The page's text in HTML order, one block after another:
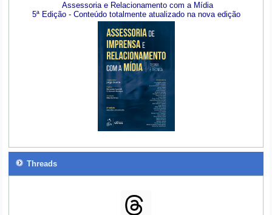
Assessoria e Relacionamento com a Mídia
5ª Edição - Conteúdo totalmente atualizado na nova edição
Threads